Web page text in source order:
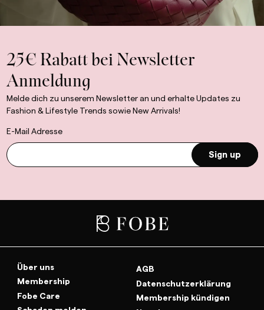
25€ Rabatt bei Newsletter
Anmeldung
Melde dich zu unserem Newsletter an und erhalte Updates zu
Fashion & Lifestyle Trends sowie New Arrivals!
E-Mail Adresse
Sign up
Über uns
Membership
Fobe Care
AGB
Datenschutzerklärung
Membership kündigen